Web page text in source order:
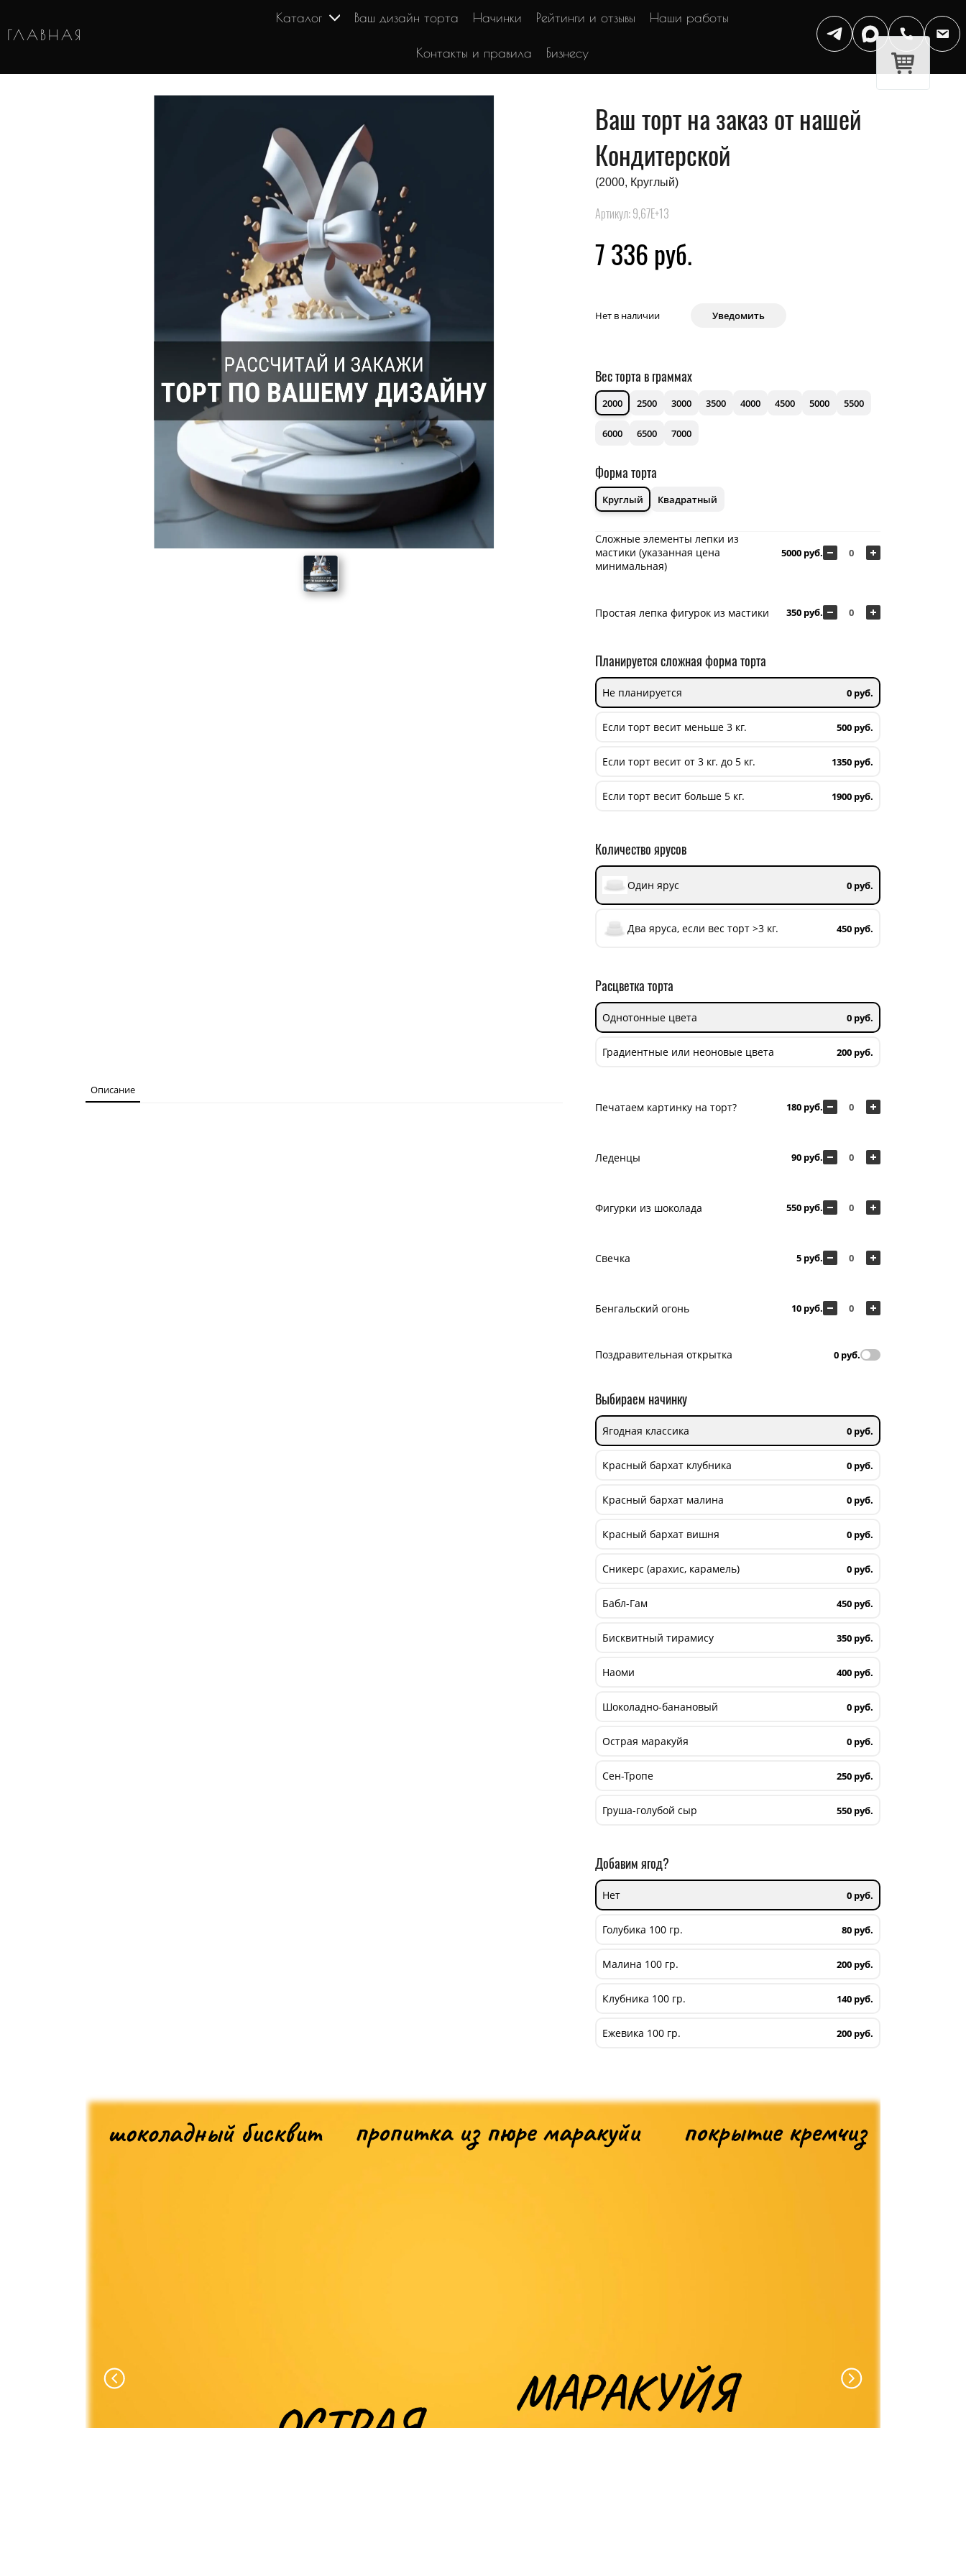
ГЛАВНАЯ
Каталог Ваш дизайн торта Начинки Рейтинги и отзывы Наши работы
Контакты и правила Бизнесу
Ваш торт на заказ от нашей
Кондитерской
(2000, Круглый)
Артикул: 9,67E+13
7 336 руб.
Нет в наличии Уведомить
Вес торта в граммах
2000 2500 3000 3500 4000 4500 5000 5500
6000 6500 7000
Форма торта
Круглый Квадратный
Сложные элементы лепки из
мастики (указанная цена
минимальная)
5000 руб.
Простая лепка фигурок из мастики 350 руб.
Планируется сложная форма торта
Не планируется 0 руб.
Если торт весит меньше 3 кг. 500 руб.
Если торт весит от 3 кг. до 5 кг. 1350 руб.
Если торт весит больше 5 кг. 1900 руб.
Количество ярусов
Один ярус 0 руб.
Два яруса, если вес торт >3 кг. 450 руб.
Расцветка торта
Однотонные цвета 0 руб.
Градиентные или неоновые цвета 200 руб.
Печатаем картинку на торт? 180 руб.
Леденцы 90 руб.
Фигурки из шоколада 550 руб.
Свечка 5 руб.
Бенгальский огонь 10 руб.
Поздравительная открытка 0 руб.
Выбираем начинку
Ягодная классика 0 руб.
Красный бархат клубника 0 руб.
Красный бархат малина 0 руб.
Красный бархат вишня 0 руб.
Сникерс (арахис, карамель) 0 руб.
Бабл-Гам 450 руб.
Бисквитный тирамису 350 руб.
Наоми 400 руб.
Шоколадно-банановый 0 руб.
Острая маракуйя 0 руб.
Сен-Тропе 250 руб.
Груша-голубой сыр 550 руб.
Добавим ягод?
Нет 0 руб.
Голубика 100 гр. 80 руб.
Малина 100 гр. 200 руб.
Клубника 100 гр. 140 руб.
Ежевика 100 гр. 200 руб.
Описание